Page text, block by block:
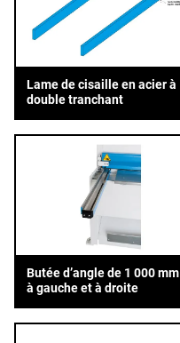
Lame de cisaille en acier à
double tranchant
Butée d’angle de 1 000 mm
à gauche et à droite